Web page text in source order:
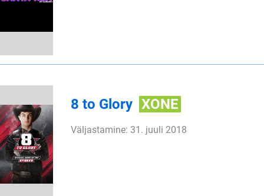
8 to Glory XONE
Väljastamine: 31. juuli 2018